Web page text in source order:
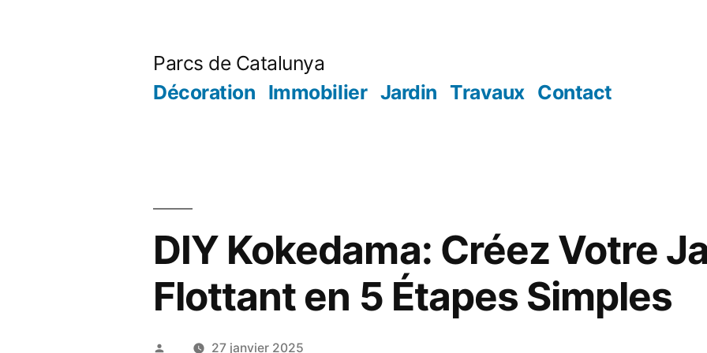
Parcs de Catalunya
Décoration Immobilier Jardin Travaux Contact
DIY Kokedama: Créez Votre
Flottant en 5 Étapes Simples
Publié 27 janvier 2025